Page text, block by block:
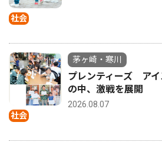
社会
社会
茅ヶ崎・寒川
プレンティーズ ア
の中、激戦を展開
2026.08.07